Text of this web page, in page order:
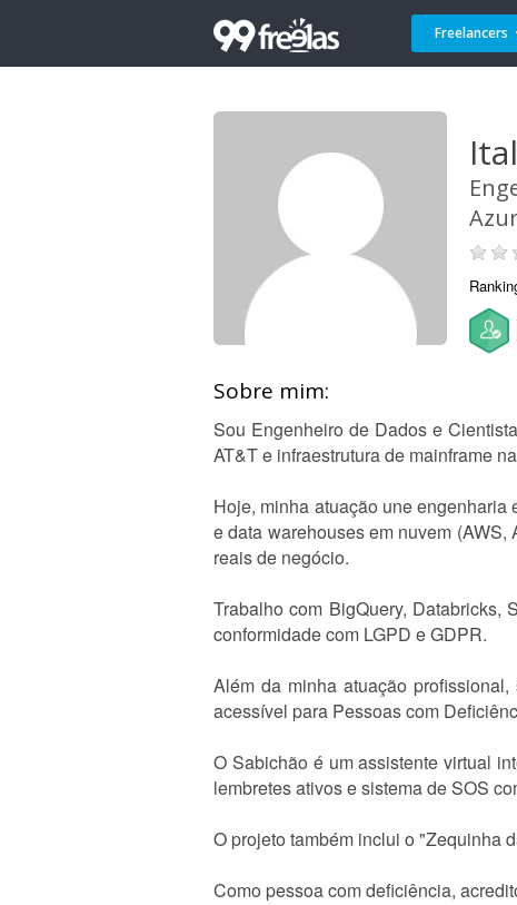
Freelancers
Sobre mim:
Sou Engenheiro de Dados e
AT&T e infraestrutura de mainframe
Hoje, minha atuação une
e data warehouses em nuvem
reais de negócio.
Trabalho com BigQuery, Databricks,
conformidade com LGPD e GDPR.
Além da minha atuação
acessível para Pessoas com
O Sabichão é um assistente virtual
lembretes ativos e sistema de SOS
O projeto também inclui o "Zequinha
Como pessoa com deficiência,